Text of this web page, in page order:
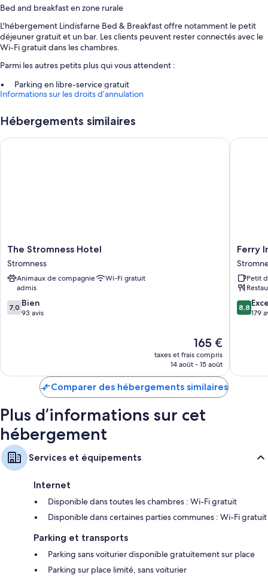
Bed and breakfast en zone rurale
L'hébergement Lindisfarne Bed & Breakfast offre notamment le petit
déjeuner gratuit et un bar. Les clients peuvent rester connectés avec le
Wi-Fi gratuit dans les chambres.
Parmi les autres petits plus qui vous attendent :
Parking en libre-service gratuit
Hébergement non-fumeurs, une consigne à bagages et télévision
Batterie de cuisine, vaisselle et ustensiles, lits
pliants/supplémentaires et bouilloire électrique
Informations sur les droits d’annulation
Hébergements similaires
The
Stromness
Hotel
Stromness
The Stromness Hotel
Stromness
Animaux de compagnie
admis
Wi-Fi gratuit
7.0
sur
7,0 Bien
93 avis
Le
nouveau
prix
de
165 €
taxes et frais compris
14 août - 15 août
The Stromness Hotel
Ferry
Inn
Ferry
Petit
8.8
sur
8,8
179
Ferry
Comparer des hébergements similaires
Plus d’informations sur cet
hébergement
Services et équipements
Internet
Disponible dans toutes les chambres : Wi-Fi gratuit
Disponible dans certaines parties communes : Wi-Fi gratuit
Parking et transports
Parking sans voiturier disponible gratuitement sur place
Parking sur place limité, sans voiturier